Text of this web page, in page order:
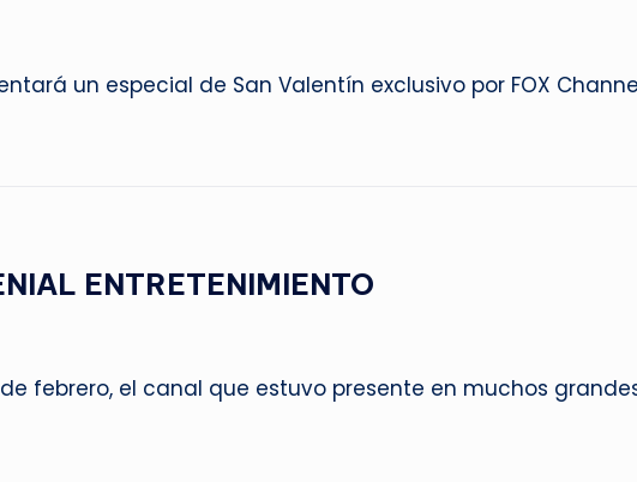
un especial de San Valentín exclusivo por FOX
ENTRETENIMIENTO
febrero, el canal que estuvo presente en muchos